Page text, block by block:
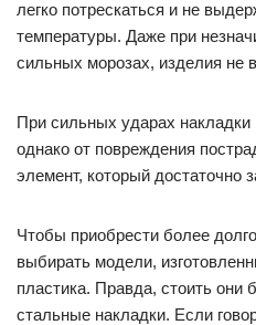
легко потрескаться и не
температуры. Даже при
сильных морозах, изделия не
При сильных ударах накладки
однако от повреждения
элемент, который достаточно
Чтобы приобрести более
выбирать модели,
пластика. Правда, стоить они
стальные накладки. Если